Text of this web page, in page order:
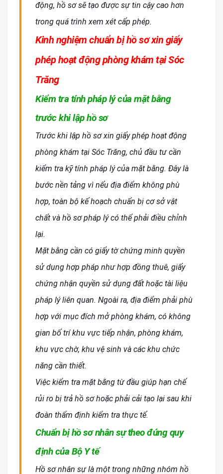
động, hồ sơ sẽ tạo được sự tin cậy cao hơn
trong quá trình xem xét cấp phép.
Kinh nghiệm chuẩn bị hồ sơ xin giấy
phép hoạt động phòng khám tại Sóc
Trăng
Kiểm tra tính pháp lý của mặt bằng
trước khi lập hồ sơ
Trước khi lập hồ sơ xin giấy phép hoạt động
phòng khám tại Sóc Trăng, chủ đầu tư cần
kiểm tra kỹ tính pháp lý của mặt bằng. Đây là
bước nền tảng vì nếu địa điểm không phù
hợp, toàn bộ kế hoạch chuẩn bị cơ sở vật
chất và hồ sơ pháp lý có thể phải điều chỉnh
lại.
Mặt bằng cần có giấy tờ chứng minh quyền
sử dụng hợp pháp như hợp đồng thuê, giấy
chứng nhận quyền sử dụng đất hoặc tài liệu
pháp lý liên quan. Ngoài ra, địa điểm phải phù
hợp với mục đích mở phòng khám, có không
gian bố trí khu vực tiếp nhận, phòng khám,
khu vực chờ, khu vệ sinh và các khu chức
năng cần thiết.
Việc kiểm tra mặt bằng từ đầu giúp hạn chế
rủi ro bị trả hồ sơ hoặc phải cải tạo lại sau khi
đoàn thẩm định kiểm tra thực tế.
Chuẩn bị hồ sơ nhân sự theo đúng quy
định của Bộ Y tế
Hồ sơ nhân sự là một trong những nhóm hồ